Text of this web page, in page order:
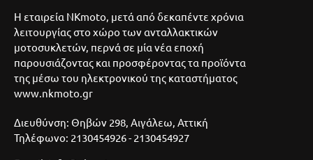
Η εταιρεία NKmoto, μετά από δεκαπέντε χρόνια
λειτουργίας στο χώρο των ανταλλακτικών
μοτοσυκλετών, περνά σε μία νέα εποχή
παρουσιάζοντας και προσφέροντας τα προϊόντα
της μέσω του ηλεκτρονικού της καταστήματος
www.nkmoto.gr
Διευθύνση: Θηβών 298, Αιγάλεω, Αττική
Τηλέφωνο: 2130454926 - 2130454927